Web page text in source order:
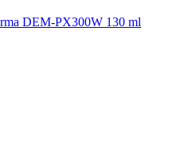
DEM-PX300W 130 ml